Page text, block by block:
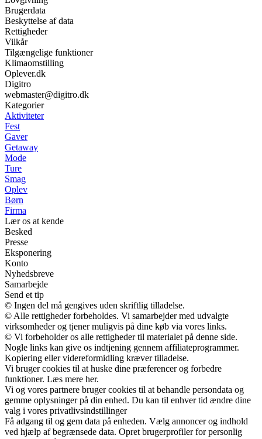
Brugerdata
Beskyttelse af data
Rettigheder
Vilkår
Tilgængelige funktioner
Klimaomstilling
Oplever.dk
Digitro
webmaster@digitro.dk
Kategorier
Aktiviteter
Fest
Gaver
Getaway
Mode
Ture
Smag
Oplev
Børn
Firma
Lær os at kende
Besked
Presse
Eksponering
Konto
Nyhedsbreve
Samarbejde
Send et tip
© Ingen del må gengives uden skriftlig tilladelse.
© Alle rettigheder forbeholdes. Vi samarbejder med udvalgte
virksomheder og tjener muligvis på dine køb via vores links.
© Vi forbeholder os alle rettigheder til materialet på denne side.
Nogle links kan give os indtjening gennem affiliateprogrammer.
Kopiering eller videreformidling kræver tilladelse.
Vi bruger cookies til at huske dine præferencer og forbedre
funktioner. Læs mere her.
Vi og vores partnere bruger cookies til at behandle persondata og
gemme oplysninger på din enhed. Du kan til enhver tid ændre dine
valg i vores privatlivsindstillinger
Få adgang til og gem data på enheden. Vælg annoncer og indhold
ved hjælp af begrænsede data. Opret brugerprofiler for personlig